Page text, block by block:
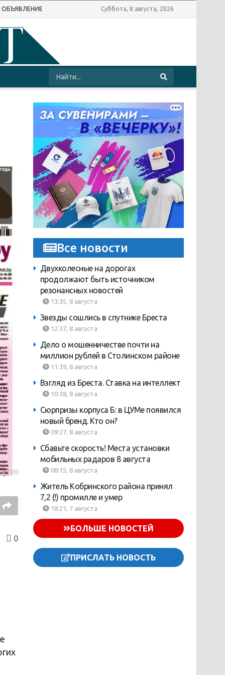
ОБЪЯВЛЕНИЕ Суббота, 8 августа, 2026
0
Все новости
Двухколесные на дорогах
продолжают быть источником
резонансных новостей
13:35, 8 августа
Звезды сошлись в спутнике Бреста
12:37, 8 августа
Дело о мошенничестве почти на
миллион рублей в Столинском районе
11:39, 8 августа
Взгляд из Бреста. Ставка на интеллект
10:38, 8 августа
Сюрпризы корпуса Б: в ЦУМе появился
новый бренд. Кто он?
09:27, 8 августа
Сбавьте скорость! Места установки
мобильных радаров 8 августа
08:15, 8 августа
Житель Кобринского района принял
7,2 (!) промилле и умер
18:21, 7 августа
БОЛЬШЕ НОВОСТЕЙ
ПРИСЛАТЬ НОВОСТЬ